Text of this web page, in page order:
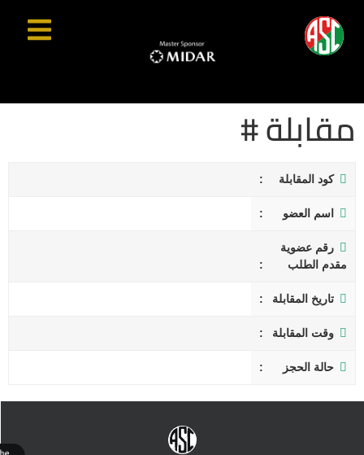
مقابلة #
كود المقابلة
اسم العضو
رقم عضوية
مقدم الطلب
تاريخ المقابلة
وقت المقابلة
حالة الحجز